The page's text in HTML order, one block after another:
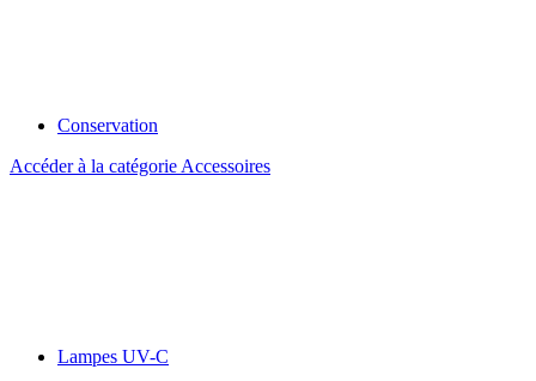
Conservation
Accéder à la catégorie Accessoires
Lampes UV-C